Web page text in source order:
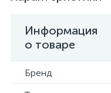
Информация
о товаре
Бренд